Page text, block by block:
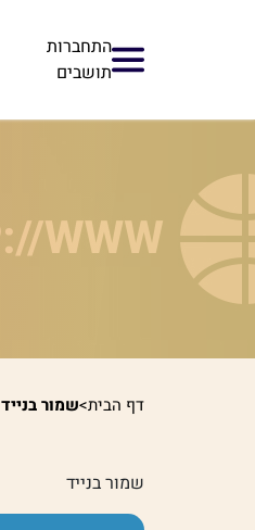
התחברות
תושבים
דף הבית>שמור בנייד
שמור בנייד